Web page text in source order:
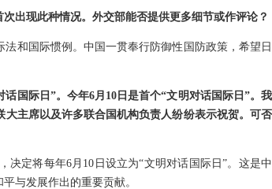
出现此种情况。外交部能否提供更多细节或作评论？
和国际惯例。中国一贯奉行防御性国防政策，希望日
国际日”。今年6月10日是首个“文明对话国际日”。我
主席以及许多联合国机构负责人纷纷表示祝贺。可否
定将每年6月10日设立为“文明对话国际日”。这是中
与发展作出的重要贡献。